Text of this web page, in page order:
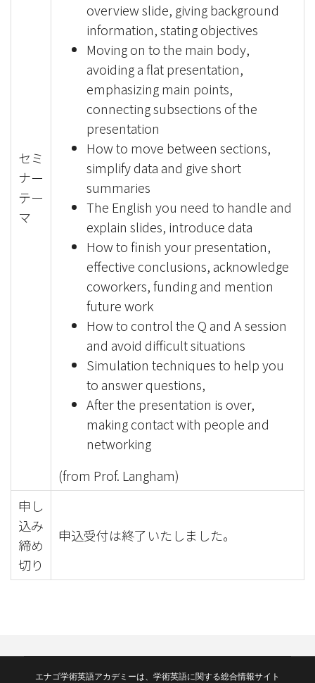
セミ
ナー
テー
マ
overview slide, giving background
information, stating objectives
Moving on to the main body,
avoiding a flat presentation,
emphasizing main points,
connecting subsections of the
presentation
How to move between sections,
simplify data and give short
summaries
The English you need to handle and
explain slides, introduce data
How to finish your presentation,
effective conclusions, acknowledge
coworkers, funding and mention
future work
How to control the Q and A session
and avoid difficult situations
Simulation techniques to help you
to answer questions,
After the presentation is over,
making contact with people and
networking
(from Prof. Langham)
申し
込み
締め
切り
申込受付は終了いたしました。
エナゴ学術英語アカデミーは、学術英語に関する総合情報サイト